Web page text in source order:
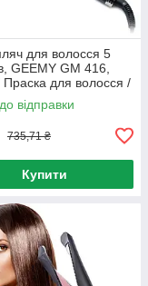
для волосся 5
GEEMY GM 416,
для волосся /
волосся
відправки
735,71 ₴
Купити